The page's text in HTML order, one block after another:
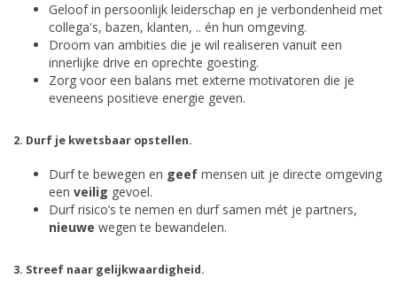
Geloof in persoonlijk leiderschap en je verbondenheid met
collega's, bazen, klanten, .. én hun omgeving.
Droom van ambities die je wil realiseren vanuit een
innerlijke drive en oprechte goesting.
Zorg voor een balans met externe motivatoren die je
eveneens positieve energie geven.
2. Durf je kwetsbaar opstellen.
Durf te bewegen en geef mensen uit je directe omgeving
een veilig gevoel.
Durf risico’s te nemen en durf samen mét je partners,
nieuwe wegen te bewandelen.
3. Streef naar gelijkwaardigheid.